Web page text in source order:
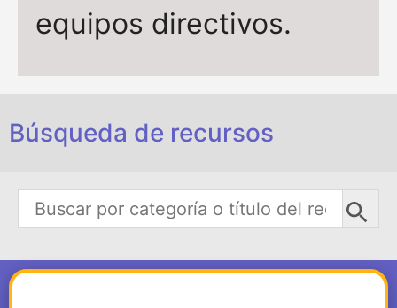
equipos directivos.
Búsqueda de recursos